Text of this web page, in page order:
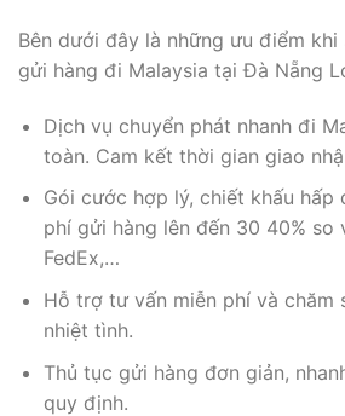
Bên dưới đây là những ưu điểm
gửi hàng đi Malaysia tại Đà Nẵng
Dịch vụ chuyển phát nhanh đi
toàn. Cam kết thời gian giao
Gói cước hợp lý, chiết khấu hấp
phí gửi hàng lên đến 30 40% so
FedEx,…
Hỗ trợ tư vấn miễn phí và chăm
nhiệt tình.
Thủ tục gửi hàng đơn giản,
quy định.